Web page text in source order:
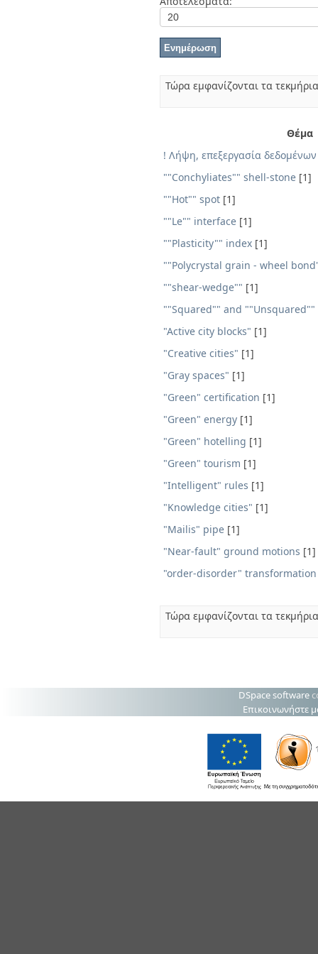
Τώρα εμφανίζονται τα
Θέμα
! Λήψη, επεξεργασία
""Conchyliates"" shell-stone [1]
""Hot"" spot [1]
""Le"" interface [1]
""Plasticity"" index [1]
""Polycrystal grain - wheel
""shear-wedge"" [1]
""Squared"" and
"Active city blocks" [1]
"Creative cities" [1]
"Gray spaces" [1]
"Green" certification [1]
"Green" energy [1]
"Green" hotelling [1]
"Green" tourism [1]
"Intelligent" rules [1]
"Knowledge cities" [1]
"Mailis" pipe [1]
"Near-fault" ground motions [1]
"order-disorder" transformation
Τώρα εμφανίζονται τα
DSpace software
Επικοινωνήστε